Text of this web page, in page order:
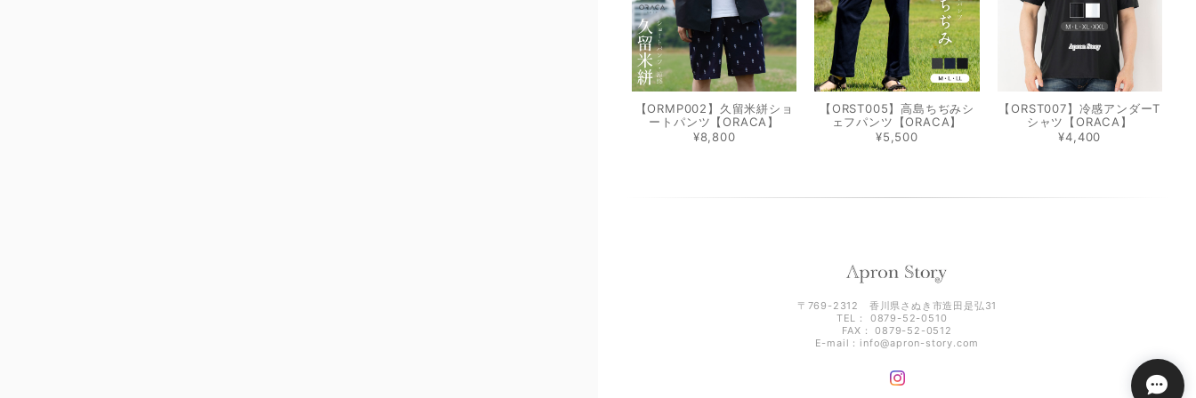
【ORMP002】久留米絣ショ
ートパンツ【ORACA】
¥8,800
【ORST005】高島ちぢみシ
ェフパンツ【ORACA】
¥5,500
【ORST007】冷感アンダーT
シャツ【ORACA】
¥4,400
〒769-2312 香川県さぬき市造田是弘31
TEL： 0879-52-0510
FAX： 0879-52-0512
E-mail： info@apron-story.com